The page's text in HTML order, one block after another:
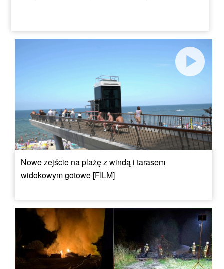
Nowe zejście na plażę z windą i tarasem
widokowym gotowe [FILM]